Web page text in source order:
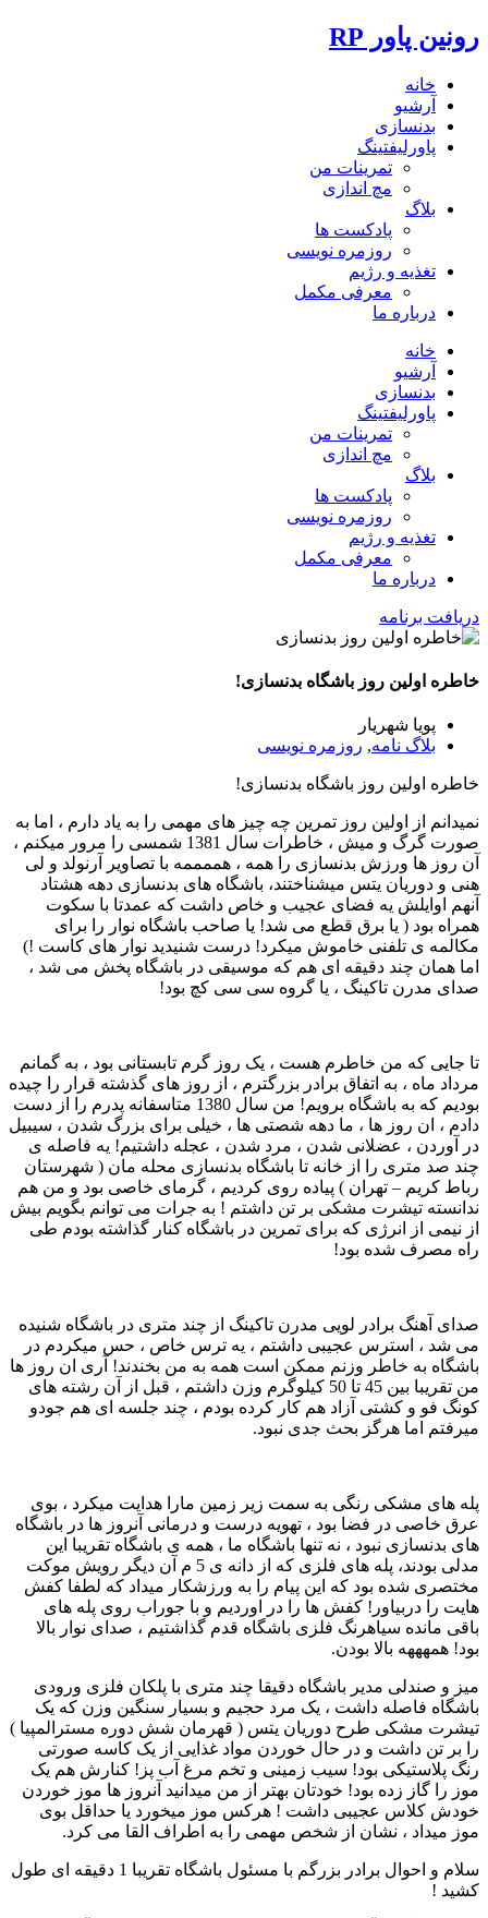
رونین پاور RP
خانه
آرشیو
بدنسازی
پاورلیفتینگ
تمرینات من
مچ اندازی
بلاگ
پادکست ها
روزمره نویسی
تغذیه و رژیم
معرفی مکمل
درباره ما
خانه
آرشیو
بدنسازی
پاورلیفتینگ
تمرینات من
مچ اندازی
بلاگ
پادکست ها
روزمره نویسی
تغذیه و رژیم
معرفی مکمل
درباره ما
دریافت برنامه
خاطره اولین روز باشگاه بدنسازی!
پویا شهریار
بلاگ نامه, روزمره نویسی
خاطره اولین روز باشگاه بدنسازی!
نمیدانم از اولین روز تمرین چه چیز های مهمی را به یاد دارم ، اما به
صورت گرگ و میش ، خاطرات سال 1381 شمسی را مرور میکنم ،
آن روز ها ورزش بدنسازی را همه ، هممممه با تصاویر آرنولد و لی
هنی و دوریان یتس میشناختند، باشگاه های بدنسازی دهه هشتاد
آنهم اوایلش یه فضای عجیب و خاص داشت که عمدتا با سکوت
همراه بود ( یا برق قطع می شد! یا صاحب باشگاه نوار را برای
مکالمه ی تلفنی خاموش میکرد! درست شنیدید نوار های کاست !)
اما همان چند دقیقه ای هم که موسیقی در باشگاه پخش می شد ،
صدای مدرن تاکینگ ، یا گروه سی سی کچ بود!
تا جایی که من خاطرم هست ، یک روز گرم تابستانی بود ، به گمانم
مرداد ماه ، به اتفاق برادر بزرگترم ، از روز های گذشته قرار را چیده
بودیم که به باشگاه برویم! من سال 1380 متاسفانه پدرم را از دست
دادم ، ان روز ها ، ما دهه شصتی ها ، خیلی برای بزرگ شدن ، سیبیل
در آوردن ، عضلانی شدن ، مرد شدن ، عجله داشتیم! یه فاصله ی
چند صد متری را از خانه تا باشگاه بدنسازی محله مان ( شهرستان
رباط کریم – تهران ) پیاده روی کردیم ، گرمای خاصی بود و من هم
ندانسته تیشرت مشکی بر تن داشتم ! به جرات می توانم بگویم بیش
از نیمی از انرژی که برای تمرین در باشگاه کنار گذاشته بودم طی
راه مصرف شده بود!
صدای آهنگ برادر لویی مدرن تاکینگ از چند متری در باشگاه شنیده
می شد ، استرس عجیبی داشتم ، یه ترس خاص ، حس میکردم در
باشگاه به خاطر وزنم ممکن است همه به من بخندند! آری ان روز ها
من تقریبا بین 45 تا 50 کیلوگرم وزن داشتم ، قبل از آن رشته های
کونگ فو و کشتی آزاد هم کار کرده بودم ، چند جلسه ای هم جودو
میرفتم اما هرگز بحث جدی نبود.
پله های مشکی رنگی به سمت زیر زمین مارا هدایت میکرد ، بوی
عرق خاصی در فضا بود ، تهویه درست و درمانی آنروز ها در باشگاه
های بدنسازی نبود ، نه تنها باشگاه ما ، همه ی باشگاه تقریبا این
مدلی بودند، پله های فلزی که از دانه ی 5 م آن دیگر رویش موکت
مختصری شده بود که این پیام را به ورزشکار میداد که لطفا کفش
هایت را دربیاور! کفش ها را در اوردیم و با جوراب روی پله های
باقی مانده سیاهرنگ فلزی باشگاه قدم گذاشتیم ، صدای نوار بالا
بود! همهههه بالا بودن.
میز و صندلی مدیر باشگاه دقیقا چند متری با پلکان فلزی ورودی
باشگاه فاصله داشت ، یک مرد حجیم و بسیار سنگین وزن که یک
تیشرت مشکی طرح دوریان یتس ( قهرمان شش دوره مسترالمپیا )
را بر تن داشت و در حال خوردن مواد غذایی از یک کاسه صورتی
رنگ پلاستیکی بود! سیب زمینی و تخم مرغ آب پز! کنارش هم یک
موز را گاز زده بود! خودتان بهتر از من میدانید آنروز ها موز خوردن
خودش کلاس عجیبی داشت ! هرکس موز میخورد یا حداقل بوی
موز میداد ، نشان از شخص مهمی را به اطراف القا می کرد.
سلام و احوال برادر بزرگم با مسئول باشگاه تقریبا 1 دقیقه ای طول
کشید !